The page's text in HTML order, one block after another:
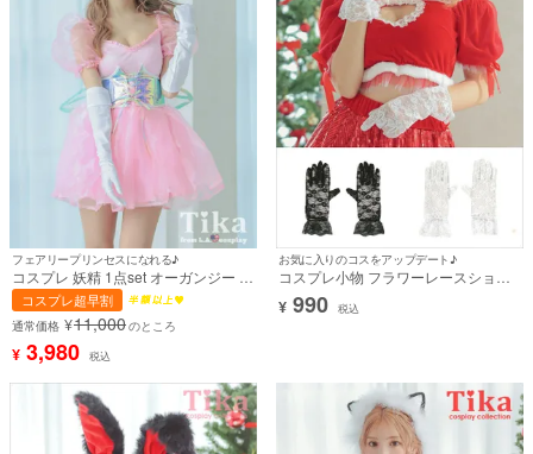
フェアリープリンセスになれる♪
コスプレ 妖精 1点set オーガンジー フ
ェアリー インポート 天使 アニマル
(ワンピース)【ハロウィン】[la-
hw87105]
コスプレ超早割
通常価格 ¥11,000のところ
¥ 3,980 税込
お気に入りのコスをアップデート♪
コスプレ小物 フラワーレースショー
ト丈グローブ [tk-gl1920sa]
¥ 990 税込